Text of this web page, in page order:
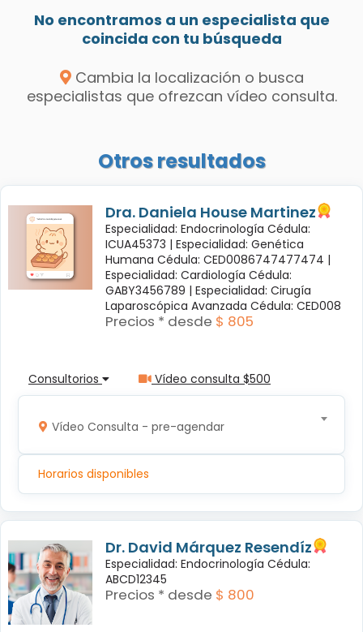
No encontramos a un especialista que
coincida con tu búsqueda
Cambia la localización o busca
especialistas que ofrezcan vídeo consulta.
Otros resultados
Dra. Daniela House Martinez
Especialidad: Endocrinología Cédula:
ICUA45373 | Especialidad: Genética
Humana Cédula: CED0086747477474 |
Especialidad: Cardiología Cédula:
GABY3456789 | Especialidad: Cirugía
Laparoscópica Avanzada Cédula: CED008
Precios * desde $ 805
Consultorios Vídeo consulta $500
Vídeo Consulta - pre-agendar
Horarios disponibles
Dr. David Márquez Resendíz
Especialidad: Endocrinología Cédula:
ABCD12345
Precios * desde $ 800